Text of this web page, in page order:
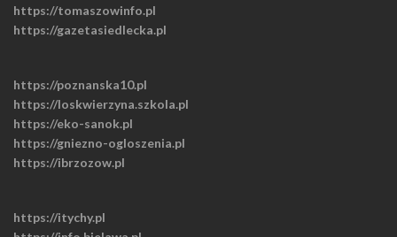
https://tomaszowinfo.pl
https://gazetasiedlecka.pl
https://poznanska10.pl
https://loskwierzyna.szkola.pl
https://eko-sanok.pl
https://gniezno-ogloszenia.pl
https://ibrzozow.pl
https://itychy.pl